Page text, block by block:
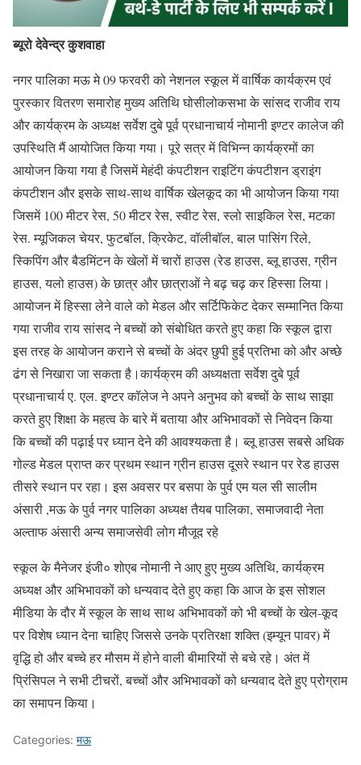
ब्यूरो देवेन्द्र कुशवाहा
नगर पालिका मऊ मे 09 फरवरी को नेशनल स्कूल में वार्षिक कार्यक्रम एवं
पुरस्कार वितरण समारोह मुख्य अतिथि घोसीलोकसभा के सांसद राजीव राय
और कार्यक्रम के अध्यक्ष सर्वेश दुबे पूर्व प्रधानाचार्य नोमानी इण्टर कालेज की
उपस्थिति मैं आयोजित किया गया। पूरे सत्र में विभिन्न कार्यक्रमों का
आयोजन किया गया है जिसमें मेहंदी कंपटीशन राइटिंग कंपटीशन ड्राइंग
कंपटीशन और इसके साथ-साथ वार्षिक खेलकूद का भी आयोजन किया गया
जिसमें 100 मीटर रेस, 50 मीटर रेस, स्वीट रेस, स्लो साइकिल रेस, मटका
रेस. म्यूजिकल चेयर, फुटबॉल, क्रिकेट, वॉलीबॉल, बाल पासिंग रिले,
स्किपिंग और बैडमिंटन के खेलों में चारों हाउस (रेड हाउस, ब्लू हाउस, ग्रीन
हाउस, यलो हाउस) के छात्र और छात्राओं ने बढ़ चढ़ कर हिस्सा लिया।
आयोजन में हिस्सा लेने वाले को मेडल और सर्टिफिकेट देकर सम्मानित किया
गया राजीव राय सांसद ने बच्चों को संबोधित करते हुए कहा कि स्कूल द्वारा
इस तरह के आयोजन कराने से बच्चों के अंदर छुपी हुई प्रतिभा को और अच्छे
ढंग से निखारा जा सकता है।कार्यक्रम की अध्यक्षता सर्वेश दुबे पूर्व
प्रधानाचार्य ए. एल. इण्टर कॉलेज ने अपने अनुभव को बच्चों के साथ साझा
करते हुए शिक्षा के महत्व के बारे में बताया और अभिभावकों से निवेदन किया
कि बच्चों की पढ़ाई पर ध्यान देने की आवश्यकता है। ब्लू हाउस सबसे अधिक
गोल्ड मेडल प्राप्त कर प्रथम स्थान ग्रीन हाउस दूसरे स्थान पर रेड हाउस
तीसरे स्थान पर रहा। इस अवसर पर बसपा के पुर्व एम यल सी सालीम
अंसारी ,मऊ के पुर्व नगर पालिका अध्यक्ष तैयब पालिका, समाजवादी नेता
अल्ताफ अंसारी अन्य समाजसेवी लोग मौजूद रहे
स्कूल के मैनेजर इंजी० शोएब नोमानी ने आए हुए मुख्य अतिथि, कार्यक्रम
अध्यक्ष और अभिभावकों को धन्यवाद देते हुए कहा कि आज के इस सोशल
मीडिया के दौर में स्कूल के साथ साथ अभिभावकों को भी बच्चों के खेल-कूद
पर विशेष ध्यान देना चाहिए जिससे उनके प्रतिरक्षा शक्ति (इम्यून पावर) में
वृद्धि हो और बच्चे हर मौसम में होने वाली बीमारियों से बचे रहे। अंत में
प्रिंसिपल ने सभी टीचरों, बच्चों और अभिभावकों को धन्यवाद देते हुए प्रोग्राम
का समापन किया।
Categories: मऊ